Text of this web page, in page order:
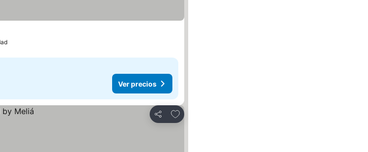
Ver precios
Compartir
Añadir a favoritos